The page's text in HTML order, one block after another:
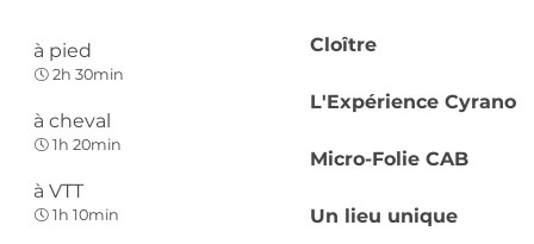
Cloître
L'Expérience Cyrano
Micro-Folie CAB
Un lieu unique
à pied
2h 30min
à cheval
1h 20min
à VTT
1h 10min Facile